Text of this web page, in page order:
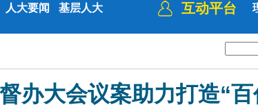
人大要闻 基层人大 互动平台
办大会议案助力打造“百